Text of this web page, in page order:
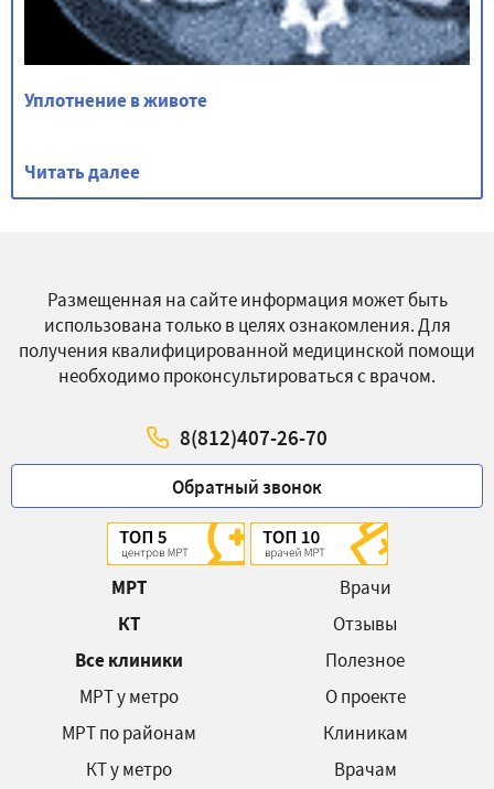
Уплотнение в животе
Читать далее
Размещенная на сайте информация может быть
использована только в целях ознакомления. Для
получения квалифицированной медицинской помощи
необходимо проконсультироваться с врачом.
8(812)407-26-70
Обратный звонок
МРТ
КТ
Все клиники
МРТ у метро
МРТ по районам
КТ у метро
Врачи
Отзывы
Полезное
О проекте
Клиникам
Врачам